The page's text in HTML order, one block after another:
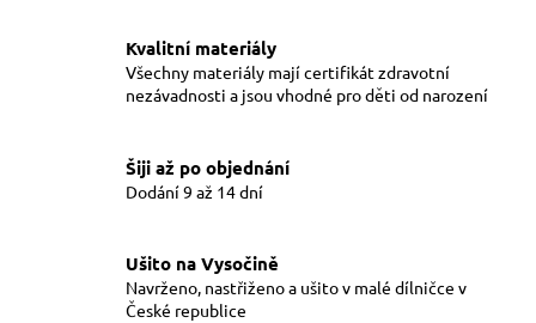
c
í
p
k
ý
p
Kvalitní materiály
Všechny materiály mají certifikát zdravotní
nezávadnosti a jsou vhodné pro děti od narození
Šiji až po objednání
Dodání 9 až 14 dní
Ušito na Vysočině
Navrženo, nastřiženo a ušito v malé dílničce v
České republice